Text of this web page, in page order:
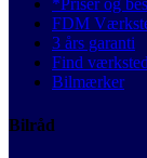
*Priser og
FDM
3 års garanti
Find
Bilmærker
Bilråd